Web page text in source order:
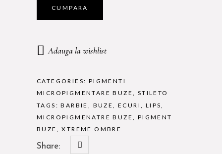
OMBRE
NUANTA
CUMPARA
Adauga la wishlist
CATEGORIES: PIGMENTI
MICROPIGMENTARE BUZE , STILETO
TAGS:BARBIE , BUZE,ECURI, LIPS,
MICROPIGMENATRE BUZE , PIGMENT
BUZE ,XTREME OMBRE
Share: